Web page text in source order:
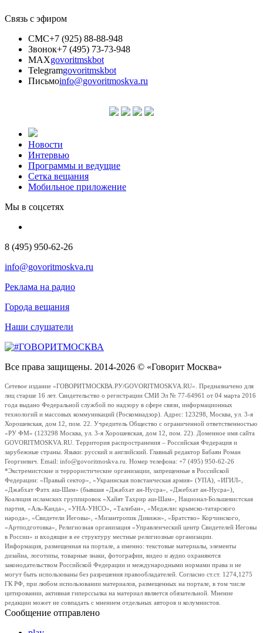
Связь с эфиром
СМС+7 (925) 88-88-948
Звонок+7 (495) 73-73-948
MAXgovoritmskbot
Telegramgovoritmskbot
Письмоinfo@govoritmoskva.ru
Новости
Интервью
Программы и ведущие
Сетка вещания
Мобильное приложение
Мы в соцсетях
8 (495) 950-62-26
info@govoritmoskva.ru
Реклама на радио
Города вещания
Наши слушатели
Все права защищены. 2014-2026 © «Говорит Москва»
Сетевое издание «ГОВОРИТМОСКВА.РУ/GOVORITMOSKVA.RU». Предназначено для
лиц старше 16 лет. Свидетельство о регистрации СМИ Эл № 77-64961 от 04 марта 2016
года выдано Федеральной службой по надзору в сфере связи, информационных
технологий и массовых коммуникаций (Роскомнадзор). Адрес: 123298, Москва, ул. 3-я
Хорошевская, дом 12, пом. 22. Учредитель Общество с ограниченной ответственностью
«РУ ФМ» (123298 Москва, ул. 3-я Хорошевская, дом 12, пом. 22). Доменное имя сайта
GOVORITMOSKVA.RU. Территория распространения – Российская Федерация и
зарубежные страны. Языки: русский и английский. Главный редактор Бабаян Роман
Георгиевич. Email: info@govoritmoskva.ru. Номер телефона: +7 (495) 950-62-26
*Экстремистские и террористические организации, запрещенные в Российской
Федерации: «Правый сектор», «Украинская повстанческая армия» (УПА), «ИГИЛ»,
«Джабхат Фатх аш-Шам» (бывшая «Джабхат ан-Нусра», «Джебхат ан-Нусра»),
Коалиция исламских группировок «Хайят Тахрир аш-Шам», Национал-Большевистская
партия, «Аль-Каида», «УНА-УНСО», «Талибан», «Меджлис крымско-татарского
народа», «Свидетели Иеговы», «Мизантропик Дивижн», «Братство» Корчинского,
«Артподготовка», Религиозная организация «Управленческий центр Свидетелей Иеговы
в России» и входящие в ее структуру местные религиозные организации.
Информация, размещенная на портале, а именно: текстовые материалы, элементы
дизайна, логотипы, товарные знаки, фотографии, видео и аудио охраняются
законодательством Российской Федерации и международными нормами права и не
могут быть использованы без разрешения правообладателей. Согласно ст.ст. 1274,1275
ГК РФ, при любом использовании материалов, размещенных на портале, в том числе
цитировании, активная гиперссылка на материал является обязательной. Мнение
редакции может не совпадать с мнением отдельных авторов и колумнистов.
Сообщение отправлено